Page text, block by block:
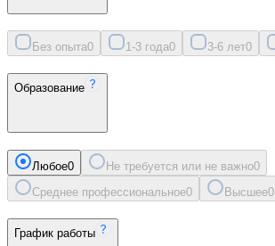
Без опыта0 1-3 года0 3-6 лет0
Образование
Любое0 Не требуется или не важно0
Среднее профессиональное0 Высшее0
График работы